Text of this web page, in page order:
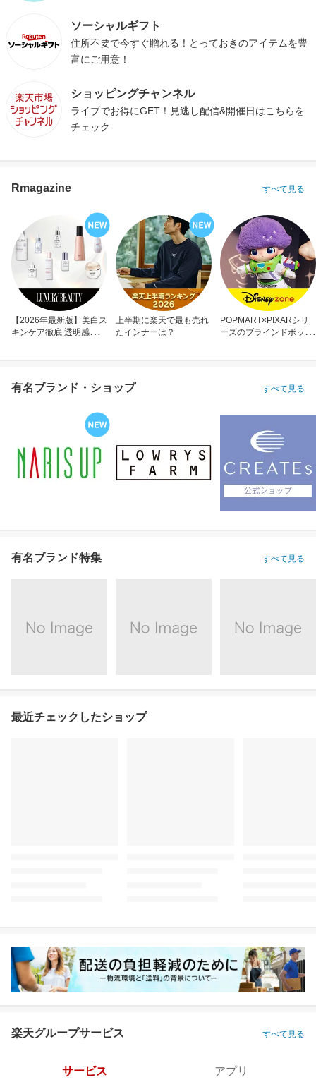
ソーシャルギフト
住所不要で今すぐ贈れる！とっておきのアイテムを豊
富にご用意！
ショッピングチャンネル
ライブでお得にGET！見逃し配信&開催日はこちらを
チェック
Rmagazine すべて見る
【2026年最新版】美白ス
キンケア徹底 透明感のあ
上半期に楽天で最も売れ
たインナーは？
POPMART×PIXARシリ
ーズのブラインドボック
有名ブランド・ショップ すべて見る
有名ブランド特集 すべて見る
最近チェックしたショップ
楽天グループサービス すべて見る
サービス アプリ